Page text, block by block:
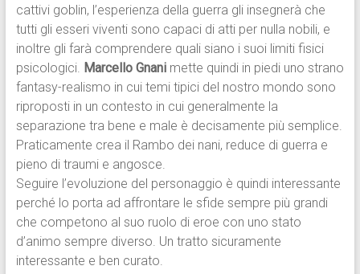
cattivi goblin, l’esperienza della guerra gli insegnerà che
tutti gli esseri viventi sono capaci di atti per nulla nobili, e
inoltre gli farà comprendere quali siano i suoi limiti fisici
psicologici. Marcello Gnanimette quindi in piedi uno strano
fantasy-realismo in cui temi tipici del nostro mondo sono
riproposti in un contesto in cui generalmente la
separazione tra bene e male è decisamente più semplice.
Praticamente crea il Rambo dei nani, reduce di guerra e
pieno di traumi e angosce.
Seguire l’evoluzione del personaggio è quindi interessante
perché lo porta ad affrontare le sfide sempre più grandi
che competono al suo ruolo di eroe con uno stato
d’animo sempre diverso. Un tratto sicuramente
interessante e ben curato.